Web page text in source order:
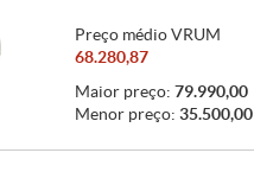
Preço médio VRUM
68.280,87
Maior preço: 79.990,00
Menor preço: 35.500,00